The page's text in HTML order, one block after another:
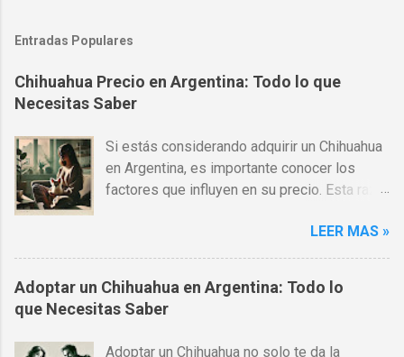
Entradas Populares
Chihuahua Precio en Argentina: Todo lo que
Necesitas Saber
Si estás considerando adquirir un Chihuahua
en Argentina, es importante conocer los
factores que influyen en su precio. Esta raza
mundo, gracias a su pequeño tamaño,
carácter afectuoso y gran lealtad hacia sus
dueños. Sin embargo, los costos pueden
variar significativamente dependiendo de
varios factores como la calidad del criador,
LEER MAS »
Adoptar un Chihuahua en Argentina: Todo lo
que Necesitas Saber
Adoptar un Chihuahua no solo te da la